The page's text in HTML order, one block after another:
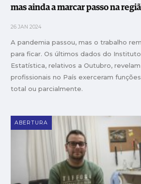
mas ainda a marcar passo na
26 JAN 2024
A pandemia passou, mas o trabalho
para ficar. Os últimos dados do
Estatística, relativos a Outubro,
profissionais no País exerceram
total ou parcialmente.
ABERTURA